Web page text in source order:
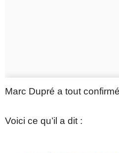
Marc Dupré a tout
Voici ce qu’il a dit :